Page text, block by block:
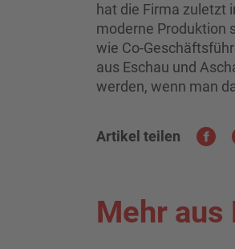
hat die Firma zuletzt
moderne Produktion
wie Co-
aus Eschau und
werden, wenn man
Artikel teilen
Mehr